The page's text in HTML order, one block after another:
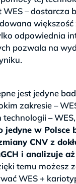
– dostarcza
większość
odpowiednia
pozwala na
jest jedyne
zakresie –
technologii – WES,
jedyne w Polsce
CNV z
i analizuje
temu możesz
WES +